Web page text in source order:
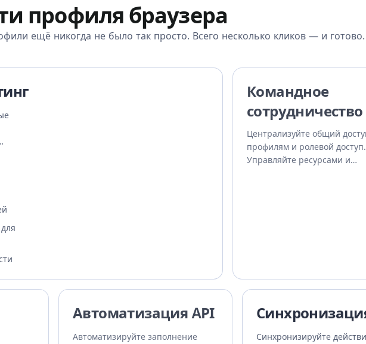
профиля браузера
ещё никогда не было так просто. Всего несколько кликов — и готово.
Командное
сотрудничество
Централизуйте общий
профилям и ролевой доступ.
Управляйте ресурсами и
Автоматизация API
Автоматизируйте заполнение
Синхронизируйте